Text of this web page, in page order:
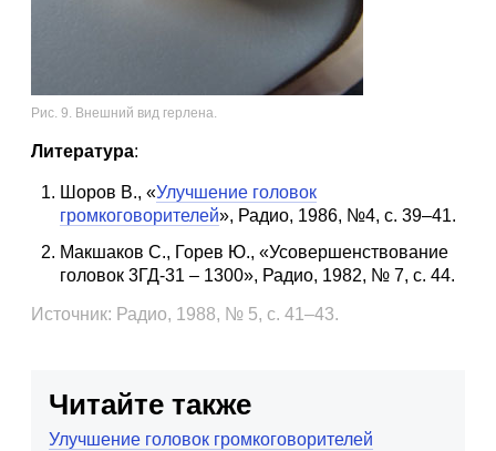
Рис. 9. Внешний вид герлена.
Литература:
Шоров В., «Улучшение головок
громкоговорителей», Радио, 1986, №4, с. 39–41.
Макшаков С., Горев Ю., «Усовершенствование
головок 3ГД-31 – 1300», Радио, 1982, № 7, с. 44.
Источник: Радио, 1988, № 5, с. 41–43.
Читайте также
Улучшение головок громкоговорителей